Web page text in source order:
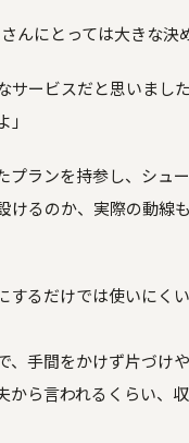
にとっては大きな決
サービスだと思いまし
ランを持参し、シュ
るのか、実際の動線
るだけでは使いにく
手間をかけず片づけ
ら言われるくらい、